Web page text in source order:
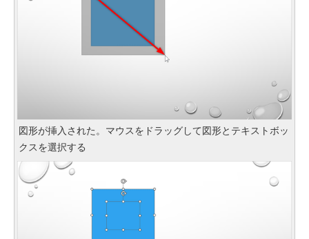
図形が挿入された。マウスをドラッグして図形とテキストボッ
クスを選択する